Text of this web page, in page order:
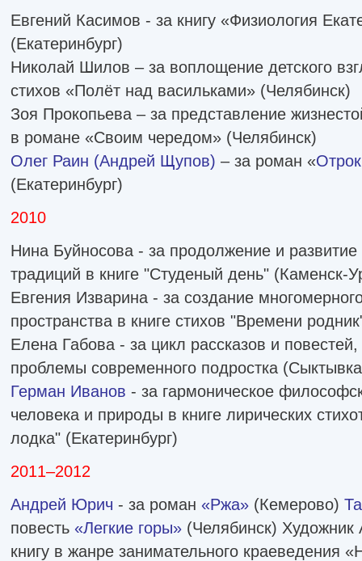
Евгений Касимов - за книгу «Физиология
(Екатеринбург)
Николай Шилов – за воплощение детского
стихов «Полёт над васильками» (Челябинск)
Зоя Прокопьева – за представление
в романе «Своим чередом» (Челябинск)
Олег Раин (Андрей Щупов) – за роман «
(Екатеринбург)
2010
Нина Буйносова - за продолжение и развитие
традиций в книге "Студеный день" (Каменск-
Евгения Изварина - за создание
пространства в книге стихов "Времени
Елена Габова - за цикл рассказов и
проблемы современного подростка
Герман Иванов - за гармоническое
человека и природы в книге лирических
лодка" (Екатеринбург)
2011–2012
Андрей Юрич - за роман «Ржа» (Кемерово)
повесть «Легкие горы» (Челябинск)
книгу в жанре занимательного краеведения